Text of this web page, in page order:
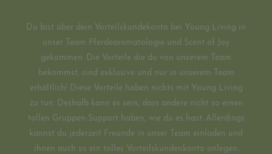
Du bist über dein Vorteilskundekonto bei Young Living in
unser Team Pferdearomatologie und Scent of Joy
gekommen. Die Vorteile die du von unserem Team
bekommst, sind exklusive und nur in unserem Team
erhältlich! Diese Vorteile haben nichts mit Young Living
zu tun. Deshalb kann es sein, dass andere nicht so einen
tollen Gruppen-Support haben, wie du es hast. Allerdings
kannst du jederzeit Freunde in unser Team einladen und
ihnen auch so ein tolles Vorteilskundenkonto anlegen.